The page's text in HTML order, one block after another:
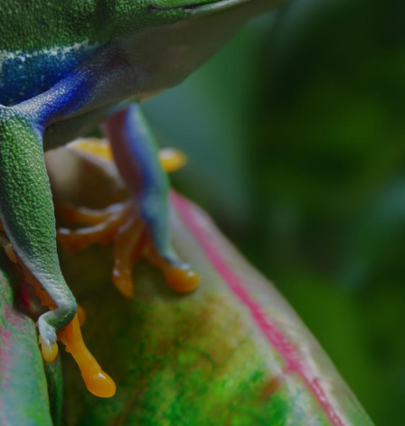
IN THE MOST WILD OF